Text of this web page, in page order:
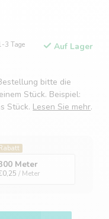
3 Tage Auf Lager
bitte die
Stück. Beispiel:
Stück. Lesen Sie mehr.
Meter
/ Meter